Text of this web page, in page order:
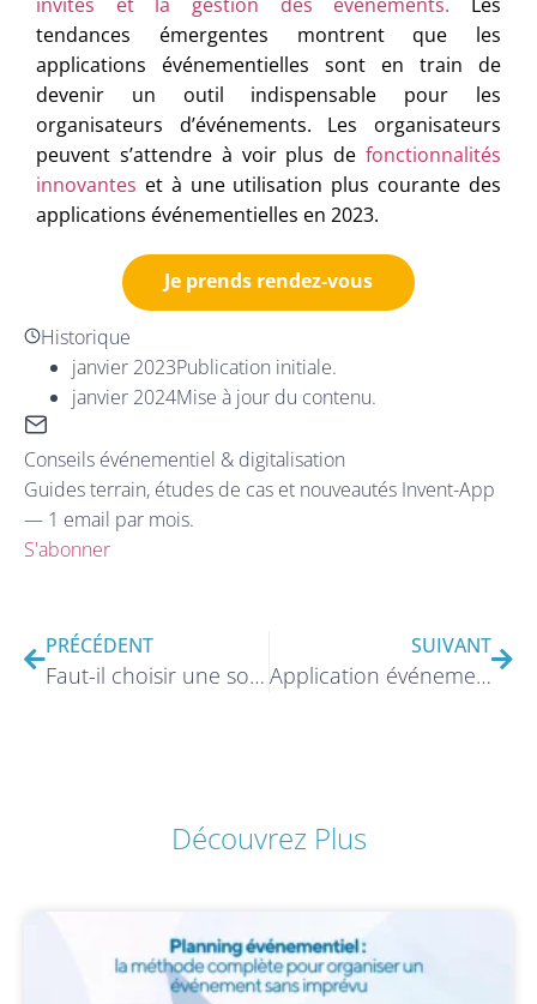
tendances émergentes montrent que les
applications événementielles sont en train de
devenir un outil indispensable pour les
organisateurs d’événements. Les organisateurs
peuvent s’attendre à voir plus de fonctionnalités
innovantes et à une utilisation plus courante des
applications événementielles en 2023.
Je prends rendez-vous
Historique
janvier 2023Publication initiale.
janvier 2024Mise à jour du contenu.
Conseils événementiel & digitalisation
Guides terrain, études de cas et nouveautés Invent-App
— 1 email par mois.
S'abonner
PRÉCÉDENT
Faut-il choisir une solution SaaS ou un développement sur mesure pour son application événementielle ?
SUIVANT
Application événementielle : gestion de communauté efficace
Découvrez Plus